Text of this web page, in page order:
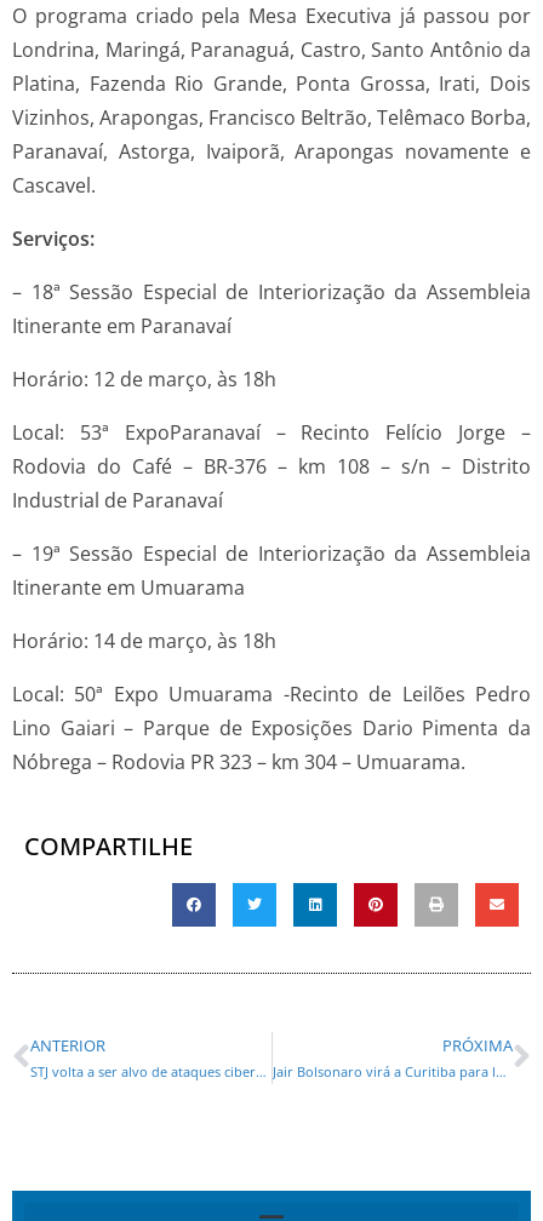
O programa criado pela Mesa Executiva já passou por
Londrina, Maringá, Paranaguá, Castro, Santo Antônio da
Platina, Fazenda Rio Grande, Ponta Grossa, Irati, Dois
Vizinhos, Arapongas, Francisco Beltrão, Telêmaco Borba,
Paranavaí, Astorga, Ivaiporã, Arapongas novamente e
Cascavel.
Serviços:
– 18ª Sessão Especial de Interiorização da Assembleia
Itinerante em Paranavaí
Horário: 12 de março, às 18h
Local: 53ª ExpoParanavaí – Recinto Felício Jorge –
Rodovia do Café – BR-376 – km 108 – s/n – Distrito
Industrial de Paranavaí
– 19ª Sessão Especial de Interiorização da Assembleia
Itinerante em Umuarama
Horário: 14 de março, às 18h
Local: 50ª Expo Umuarama -Recinto de Leilões Pedro
Lino Gaiari – Parque de Exposições Dario Pimenta da
Nóbrega – Rodovia PR 323 – km 304 – Umuarama.
COMPARTILHE
ANTERIOR
STJ volta a ser alvo de ataques cibernéticos e portal fica instável
PRÓXIMA
Jair Bolsonaro virá a Curitiba para lançamento da candidatura ao Senado